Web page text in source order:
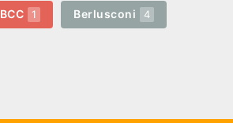
BCC 1 Berlusconi 4